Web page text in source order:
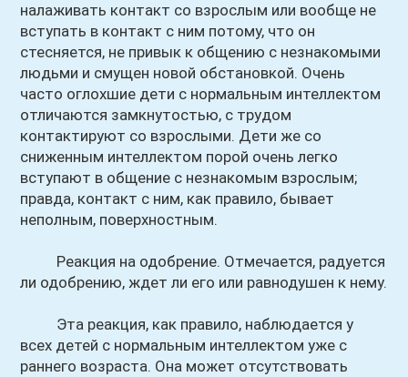
налаживать контакт со взрослым или вообще не
вступать в контакт с ним потому, что он
стесняется, не привык к общению с незнакомыми
людьми и смущен новой обстановкой. Очень
часто оглохшие дети с нормальным интеллектом
отличаются замкнутостью, с трудом
контактируют со взрослыми. Дети же со
сниженным интеллектом порой очень легко
вступают в общение с незнакомым взрослым;
правда, контакт с ним, как правило, бывает
неполным, поверхностным.
Реакция на одобрение. Отмечается, радуется
ли одобрению, ждет ли его или равнодушен к нему.
Эта реакция, как правило, наблюдается у
всех детей с нормальным интеллектом уже с
раннего возраста. Она может отсутствовать